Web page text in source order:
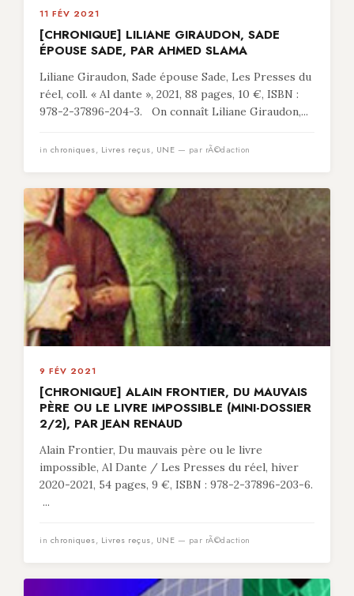
11 FÉV 2021
[CHRONIQUE] LILIANE GIRAUDON, SADE
ÉPOUSE SADE, PAR AHMED SLAMA
Liliane Giraudon, Sade épouse Sade, Les Presses du
réel, coll. « Al dante », 2021, 88 pages, 10 €, ISBN :
978-2-37896-204-3. On connaît Liliane Giraudon,...
in chroniques, Livres reçus, UNE — par rÃ©daction
9 FÉV 2021
[CHRONIQUE] ALAIN FRONTIER, DU MAUVAIS
PÈRE OU LE LIVRE IMPOSSIBLE (MINI-DOSSIER
2/2), PAR JEAN RENAUD
Alain Frontier, Du mauvais père ou le livre
impossible, Al Dante / Les Presses du réel, hiver
2020-2021, 54 pages, 9 €, ISBN : 978-2-37896-203-6.
...
in chroniques, Livres reçus, UNE — par rÃ©daction